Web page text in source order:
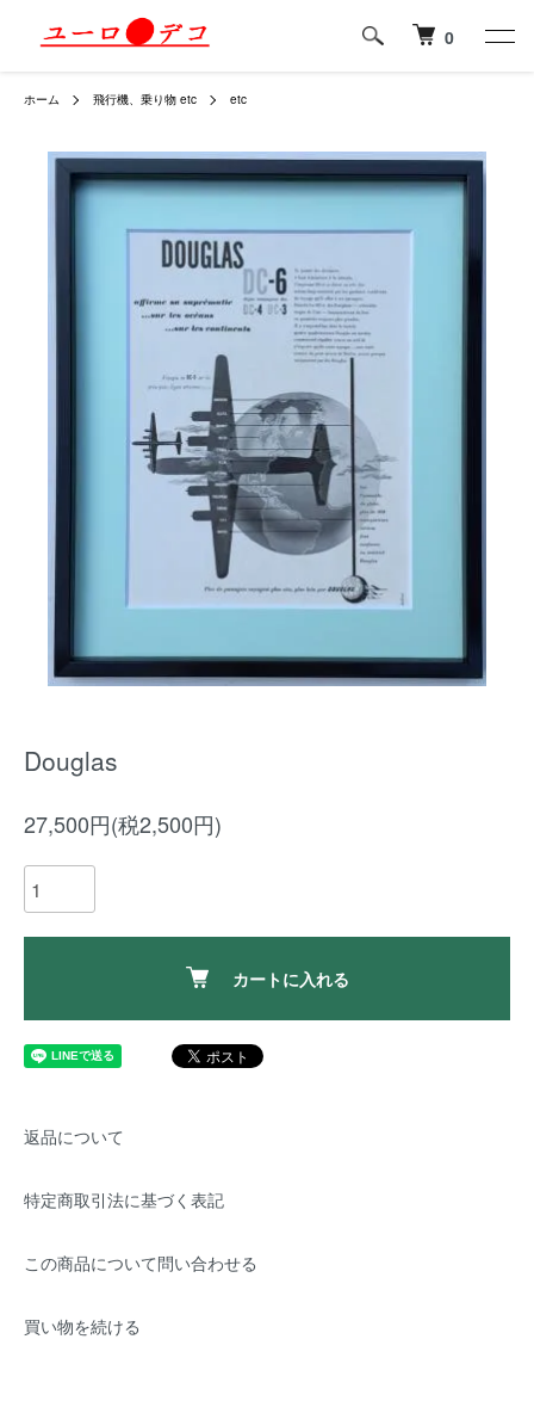
0
ホーム 飛行機、乗り物 etc etc
Douglas
27,500円(税2,500円)
カートに入れる
返品について
特定商取引法に基づく表記
この商品について問い合わせる
買い物を続ける